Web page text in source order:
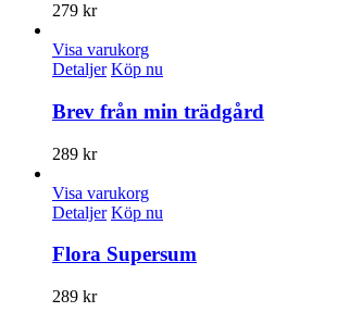
279 kr
Visa varukorg
Detaljer Köp nu
Brev från min trädgård
289 kr
Visa varukorg
Detaljer Köp nu
Flora Supersum
289 kr